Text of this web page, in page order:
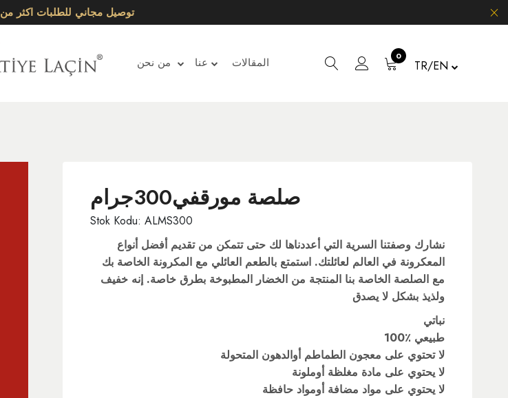
توصيل مجاني للطلبات اكثر من ٢٥٠ ليرة تركية
عنا المقالات 0
TR/EN
صلصة مورقفي300جرام
Stok Kodu: ALMS300
نشارك وصفتنا السرية التي أعددناها لك حتى تتمكن من تقديم أفضل أنواع
المعكرونة في العالم لعائلتك. استمتع بالطعم العائلي مع المكرونة الخاصة بك
مع الصلصة الخاصة بنا المنتجة من الخضار المطبوخة بطرق خاصة. إنه خفيف
ولذيذ بشكل لا يصدق
نباتي
100٪ طبيعي
لا تحتوي على معجون الطماطم أوالدهون المتحولة
لا يحتوي على مادة مغلظة أوملونة
لا يحتوي على مواد مضافة أومواد حافظة